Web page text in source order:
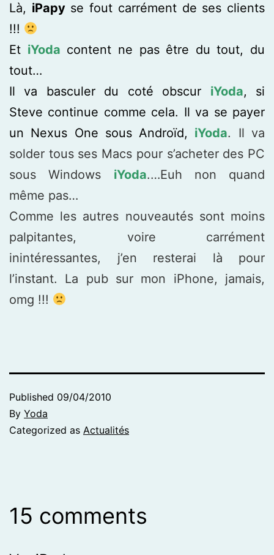
Là, iPapyse fout carrément de ses clients
!!!
Et iYoda content ne pas être du tout, du
tout…
Il va basculer du coté obscur iYoda, si
Steve continue comme cela. Il va se payer
un Nexus One sous Androïd, iYoda. Il va
solder tous ses Macs pour s’acheter des PC
sous Windows iYoda.…Euh non quand
même pas…
Comme les autres nouveautés sont moins
palpitantes, voire carrément
inintéressantes, j’en resterai là pour
l’instant. La pub sur mon iPhone, jamais,
omg !!!
Published 09/04/2010
By Yoda
Categorized as Actualités
15 comments